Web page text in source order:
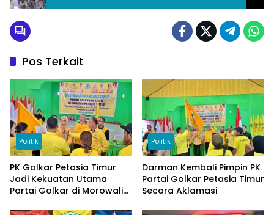
Pos Terkait
Politik
PK Golkar Petasia Timur
Jadi Kekuatan Utama
Partai Golkar di Morowali
Politik
Darman Kembali Pimpin PK
Partai Golkar Petasia Timur
Secara Aklamasi